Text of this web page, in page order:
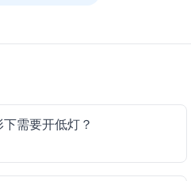
需要开低灯？